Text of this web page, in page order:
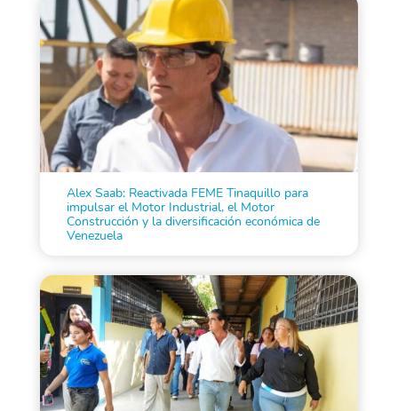
Alex Saab: Reactivada FEME Tinaquillo para
impulsar el Motor Industrial, el Motor
Construcción y la diversificación económica de
Venezuela